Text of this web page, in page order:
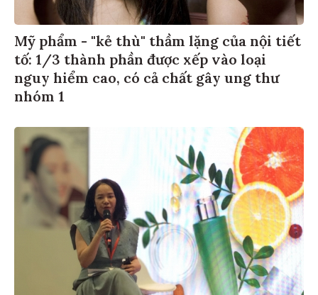
Mỹ phẩm - "kẻ thù" thầm lặng của nội tiết
tố: 1/3 thành phần được xếp vào loại
nguy hiểm cao, có cả chất gây ung thư
nhóm 1